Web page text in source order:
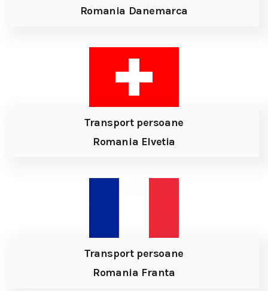
Romania Danemarca
Transport persoane
Romania Elvetia
Transport persoane
Romania Franta